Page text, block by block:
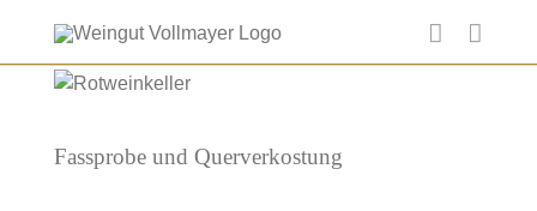
content
Zeige
Fassprobe und Querverkostung